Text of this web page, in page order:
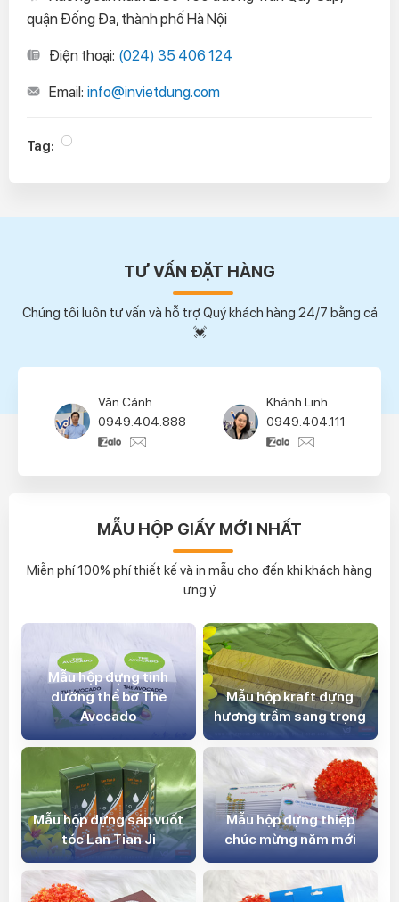
quận Đống Đa, thành phố Hà Nội
Điện thoại: (024) 35 406 124
Email: info@invietdung.com
Tag:
TƯ VẤN ĐẶT HÀNG
Chúng tôi luôn tư vấn và hỗ trợ Quý khách hàng 24/7 bằng cả
💓
Văn Cảnh
0949.404.888
Khánh Linh
0949.404.111
MẪU HỘP GIẤY MỚI NHẤT
Miễn phí 100% phí thiết kế và in mẫu cho đến khi khách hàng
ưng ý
Mẫu hộp đựng tinh
dưỡng thể bơ The
Avocado
Mẫu hộp kraft đựng
hương trầm sang trọng
Mẫu hộp đựng sáp vuốt
tóc Lan Tian Ji
Mẫu hộp đựng thiệp
chúc mừng năm mới